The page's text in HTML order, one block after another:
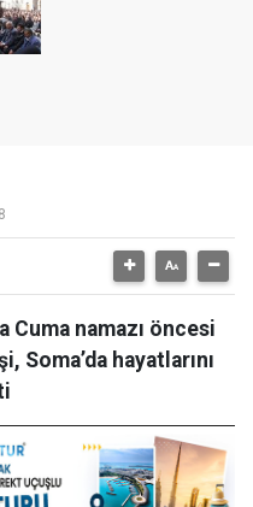
Cuma namazı öncesi
Soma’da hayatlarını